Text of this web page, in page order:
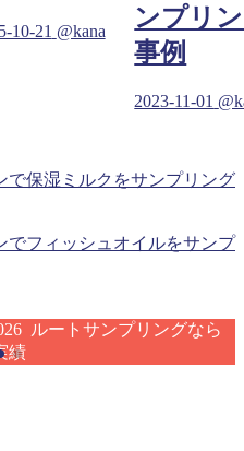
10-21 @kana
ンプリ
事例
2023-11-01
で保湿ミルクをサンプリング
でフィッシュオイルをサンプ
ルートサンプリングなら
績